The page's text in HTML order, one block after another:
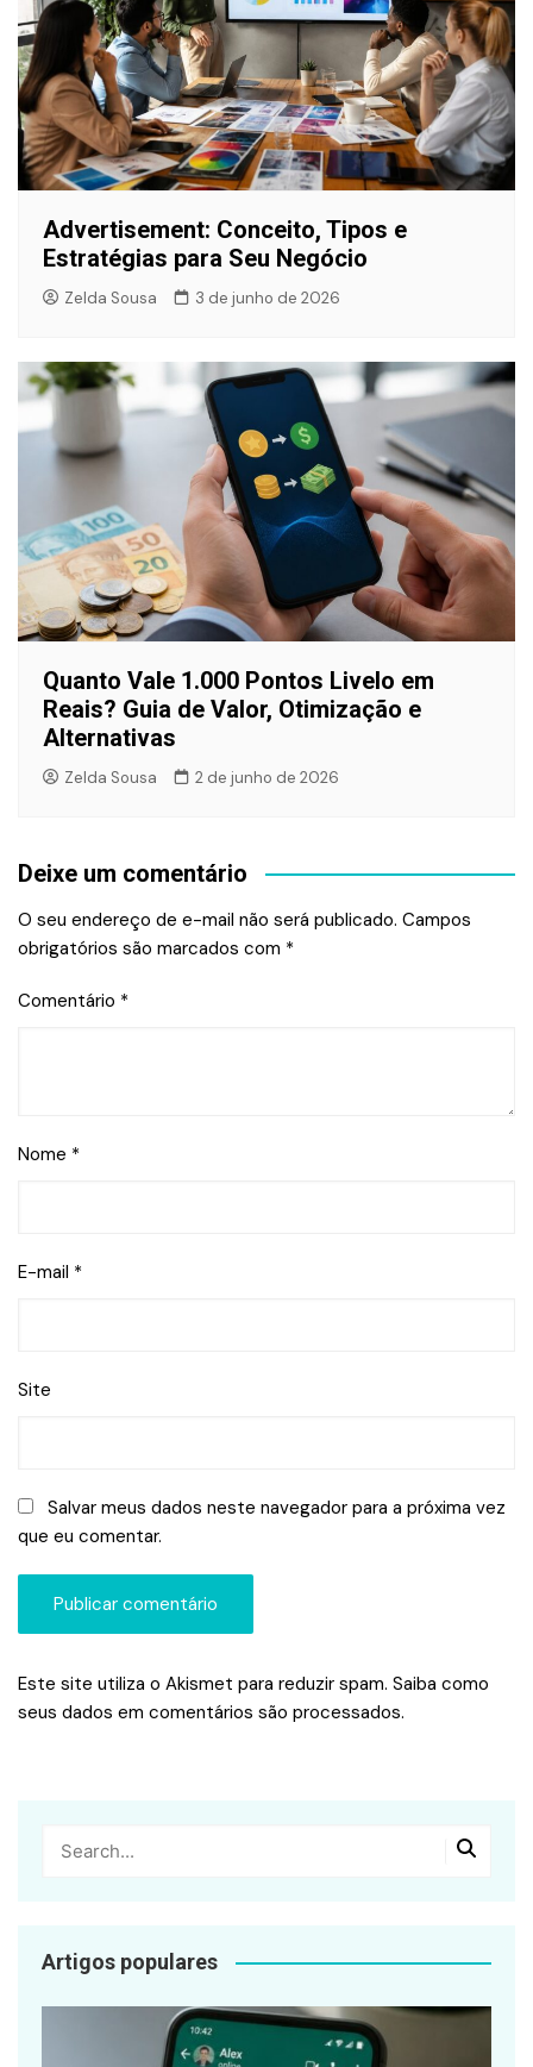
Advertisement: Conceito, Tipos e
Estratégias para Seu Negócio
Zelda Sousa 3 de junho de 2026
Quanto Vale 1.000 Pontos Livelo em
Reais? Guia de Valor, Otimização e
Alternativas
Zelda Sousa 2 de junho de 2026
Deixe um comentário
O seu endereço de e-mail não será publicado. Campos
obrigatórios são marcados com *
Comentário *
Nome *
E-mail *
Site
Salvar meus dados neste navegador para a próxima vez
que eu comentar.
Este site utiliza o Akismet para reduzir spam. Saiba como
seus dados em comentários são processados.
Artigos populares